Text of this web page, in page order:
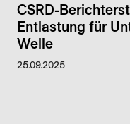
CSRD-
Entlastung für
Welle
25.09.2025